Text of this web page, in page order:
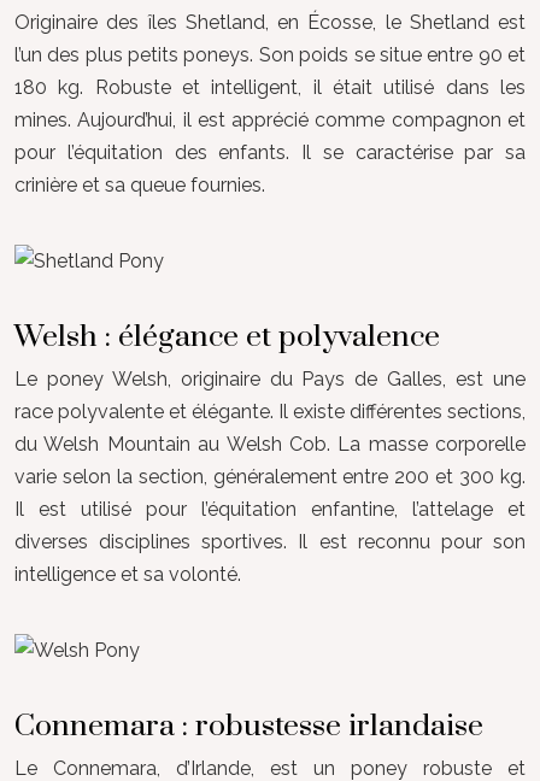
Originaire des îles Shetland, en Écosse, le Shetland est
l’un des plus petits poneys. Son poids se situe entre 90 et
180 kg. Robuste et intelligent, il était utilisé dans les
mines. Aujourd’hui, il est apprécié comme compagnon et
pour l’équitation des enfants. Il se caractérise par sa
crinière et sa queue fournies.
Welsh : élégance et polyvalence
Le poney Welsh, originaire du Pays de Galles, est une
race polyvalente et élégante. Il existe différentes sections,
du Welsh Mountain au Welsh Cob. La masse corporelle
varie selon la section, généralement entre 200 et 300 kg.
Il est utilisé pour l’équitation enfantine, l’attelage et
diverses disciplines sportives. Il est reconnu pour son
intelligence et sa volonté.
Connemara : robustesse irlandaise
Le Connemara, d’Irlande, est un poney robuste et